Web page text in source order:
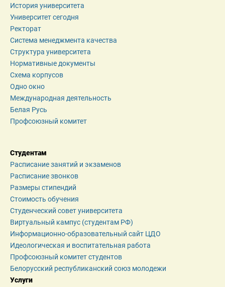
История университета
Университет сегодня
Ректорат
Система менеджмента качества
Структура университета
Нормативные документы
Схема корпусов
Одно окно
Международная деятельность
Белая Русь
Профсоюзный комитет
Студентам
Расписание занятий и экзаменов
Расписание звонков
Размеры стипендий
Стоимость обучения
Студенческий совет университета
Виртуальный кампус (студентам РФ)
Информационно-образовательный сайт ЦДО
Идеологическая и воспитательная работа
Профсоюзный комитет студентов
Белорусский республиканский союз молодежи
Услуги